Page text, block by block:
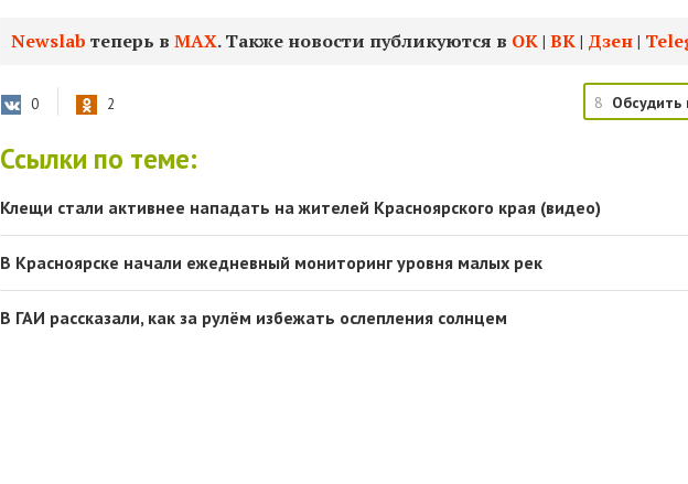
Newslab теперь вМАХ. Также новости публикуются в ОК| ВК| Дзен|
0 2 8
Ссылки по теме:
Клещи стали активнее нападать на жителей Красноярского края (видео)
В Красноярске начали ежедневный мониторинг уровня малых рек
В ГАИ рассказали, как за рулём избежать ослепления солнцем